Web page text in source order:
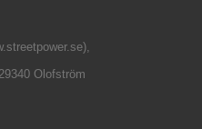
Olofström